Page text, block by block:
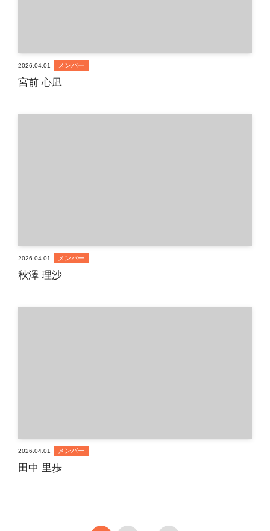
宮前 心凪
2026.04.01 メンバー
秋澤 理沙
2026.04.01 メンバー
田中 里歩
2026.04.01 メンバー